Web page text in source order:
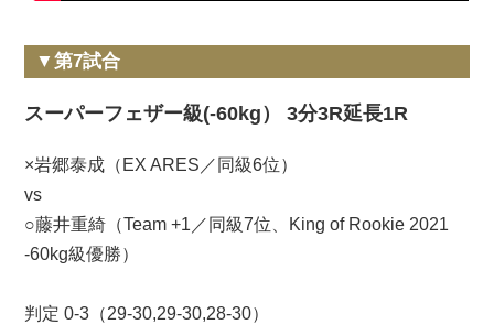
▼第7試合
スーパーフェザー級(-60kg） 3分3R延長1R
×岩郷泰成（EX ARES／同級6位）
vs
○藤井重綺（Team +1／同級7位、King of Rookie 2021
-60kg級優勝）
判定 0-3（29-30,29-30,28-30）